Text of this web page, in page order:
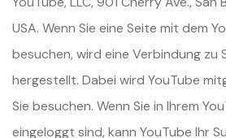
USA. Wenn Sie eine Seite mit dem
besuchen, wird eine Verbindung zu
hergestellt. Dabei wird YouTube
Sie besuchen. Wenn Sie in Ihrem
eingeloggt sind, kann YouTube Ihr